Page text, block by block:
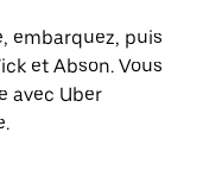
embarquez, puis
et Abson. Vous
avec Uber